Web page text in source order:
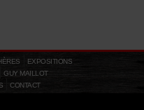
EXPOSITIONS
GUY MAILLOT
CONTACT